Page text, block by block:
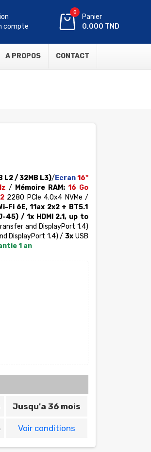
compte
0
Panier
0,000 TND
A PROPOS CONTACT
L2 / 32MB L3)/ Ecran16"
/ Mémoire RAM: 16 Go
2280 PCIe 4.0x4 NVMe /
Fi 6E, 11ax 2x2 + BT5.1
45) / 1x HDMI 2.1, up to
and DisplayPort 1.4)
DisplayPort 1.4) / 3x USB
1 an
Jusqu'a 36 mois
Voir conditions